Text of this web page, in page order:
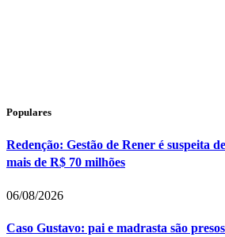
Populares
Redenção: Gestão de Rener é suspeita
mais de R$ 70 milhões
06/08/2026
Caso Gustavo: pai e madrasta são